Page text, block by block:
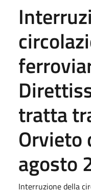
tratta
Orvieto
agosto
Interruzione della